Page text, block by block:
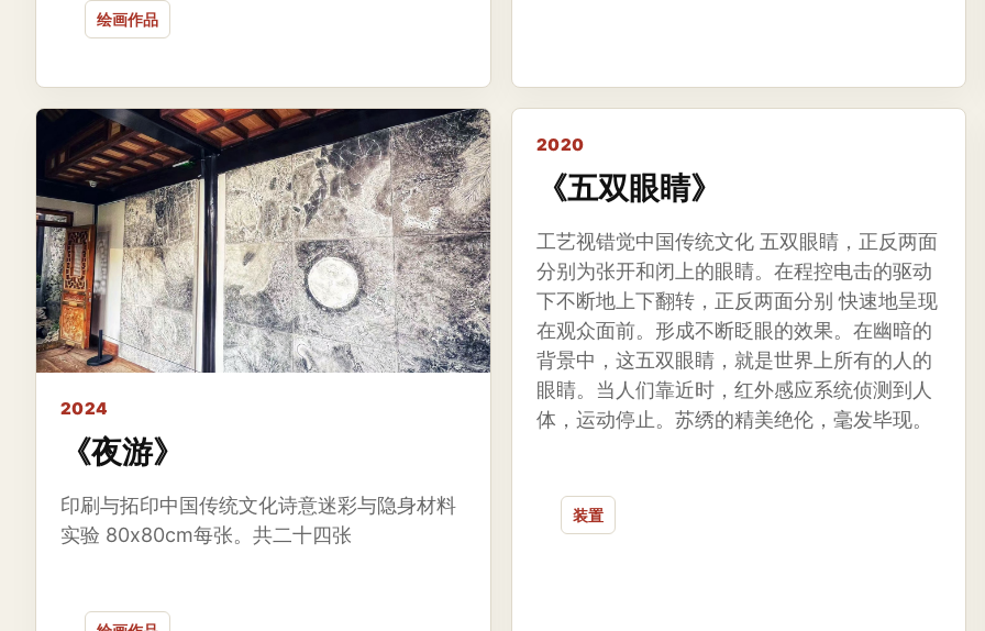
绘画作品
2024
《夜游》
印刷与拓印中国传统文化诗意迷彩与隐身材料
实验 80x80cm每张。共二十四张
2020
《五双眼睛》
工艺视错觉中国传统文化 五双眼睛，正反两面
分别为张开和闭上的眼睛。在程控电击的驱动
下不断地上下翻转，正反两面分别 快速地呈现
在观众面前。形成不断眨眼的效果。在幽暗的
背景中，这五双眼睛，就是世界上所有的人的
眼睛。当人们靠近时，红外感应系统侦测到人
体，运动停止。苏绣的精美绝伦，毫发毕现。
装置